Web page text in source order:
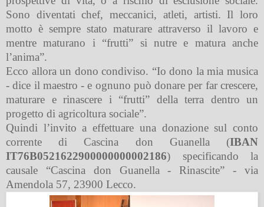
Sono diventati chef, meccanici, atleti, artisti. Il loro
motto è sempre stato maturare attraverso il lavoro e
mentre maturano i “frutti” si nutre e matura anche
l’anima”.
Ecco allora un dono condiviso. “Io dono la mia musica
- dice il maestro - e ognuno può donare per far crescere,
maturare e rinascere i “frutti” della terra dentro un
progetto di agricoltura sociale”.
Quindi l’invito a effettuare una donazione sul conto
corrente di Cascina don Guanella (IBAN
IT76B0521622900000000002186) specificando la
causale “Cascina don Guanella - Rinascite” - via
Amendola 57, 23900 Lecco.